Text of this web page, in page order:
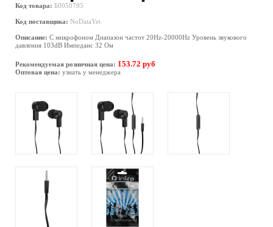
Код товара: Б0050795
Код поставщика: NoDataYet
Описание: С микрофоном Диапазон частот 20Hz-20000Hz Уровень звукового
давления 103dB Импеданс 32 Ом
Рекомендуемая розничная цена: 153.72 руб
Оптовая цена: узнать у менеджера